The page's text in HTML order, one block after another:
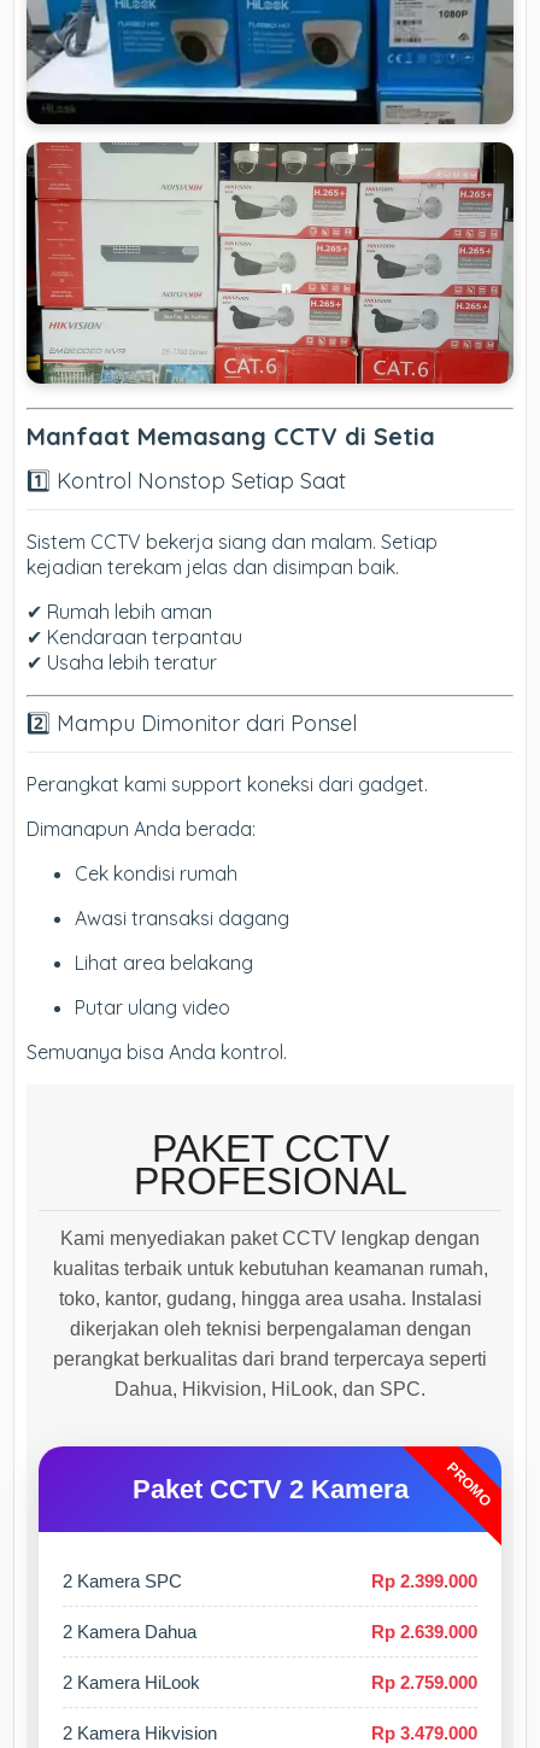
Manfaat Memasang CCTV di Setia
1️⃣ Kontrol Nonstop Setiap Saat
Sistem CCTV bekerja siang dan malam. Setiap
kejadian terekam jelas dan disimpan baik.
✔ Rumah lebih aman
✔ Kendaraan terpantau
✔ Usaha lebih teratur
2️⃣ Mampu Dimonitor dari Ponsel
Perangkat kami support koneksi dari gadget.
Dimanapun Anda berada:
Cek kondisi rumah
Awasi transaksi dagang
Lihat area belakang
Putar ulang video
Semuanya bisa Anda kontrol.
PAKET CCTV
PROFESIONAL
Kami menyediakan paket CCTV lengkap dengan
kualitas terbaik untuk kebutuhan keamanan rumah,
toko, kantor, gudang, hingga area usaha. Instalasi
dikerjakan oleh teknisi berpengalaman dengan
perangkat berkualitas dari brand terpercaya seperti
Dahua, Hikvision, HiLook, dan SPC.
PROMO
Paket CCTV 2 Kamera
2 Kamera SPC Rp 2.399.000
2 Kamera Dahua Rp 2.639.000
2 Kamera HiLook Rp 2.759.000
2 Kamera Hikvision Rp 3.479.000